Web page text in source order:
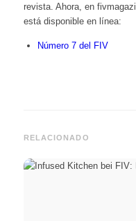
revista. Ahora, en
está disponible en línea:
Número 7 del FIV
RELACIONADO